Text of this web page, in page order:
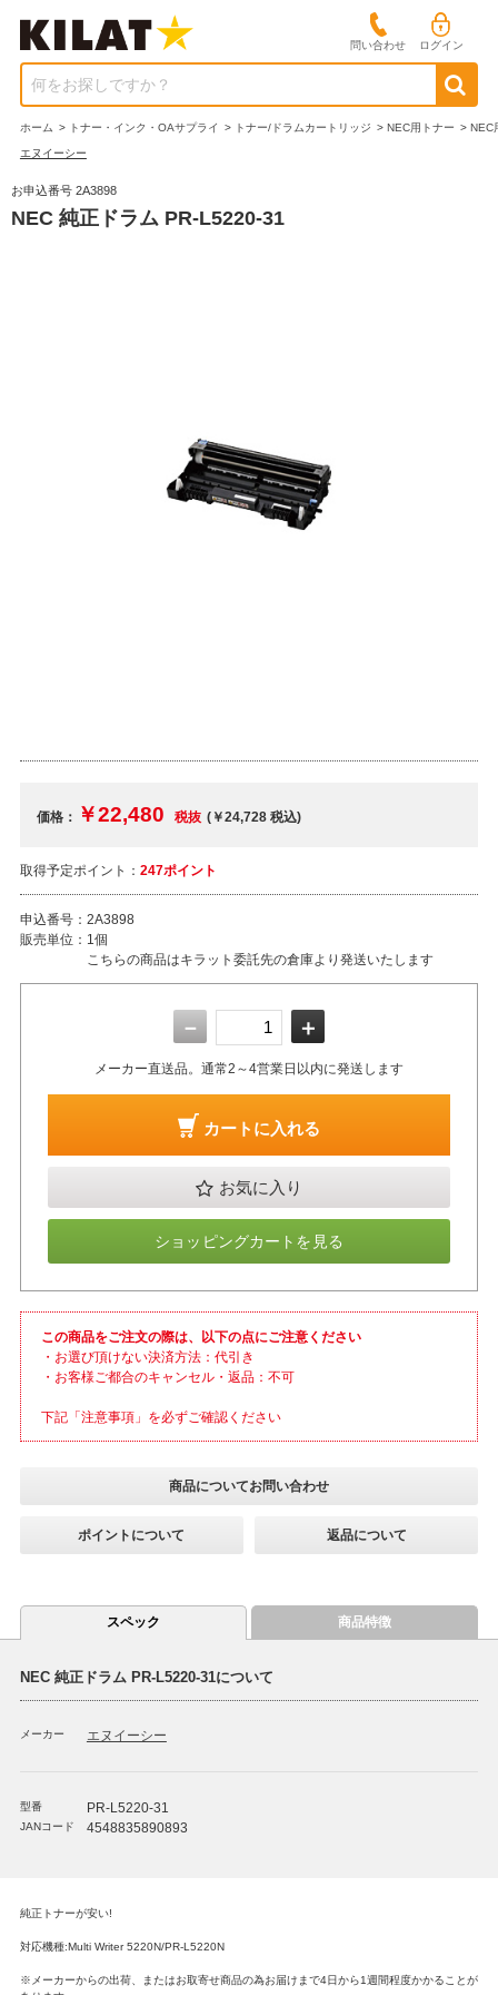
問い合わせ ログイン
何をお探しですか？
ホーム > トナー・インク・OAサプライ > トナー/ドラムカートリッジ > NEC用トナー > NEC
エヌイーシー
お申込番号 2A3898
NEC 純正ドラム PR-L5220-31
価格： ￥22,480 税抜 (￥24,728税込)
取得予定ポイント： 247ポイント
申込番号： 2A3898
販売単位： 1個
こちらの商品はキラット委託先の倉庫より発送いたします
－ ＋
メーカー直送品。通常2～4営業日以内に発送します
カートに入れる
お気に入り
ショッピングカートを見る
この商品をご注文の際は、以下の点にご注意ください
・お選び頂けない決済方法：代引き
・お客様ご都合のキャンセル・返品：不可
下記「注意事項」を必ずご確認ください
商品についてお問い合わせ
ポイントについて 返品について
スペック 商品特徴
NEC 純正ドラム PR-L5220-31について
メーカー エヌイーシー
型番 PR-L5220-31
JANコード 4548835890893
純正トナーが安い!
対応機種:Multi Writer 5220N/PR-L5220N
※メーカーからの出荷、またはお取寄せ商品の為お届けまで4日から1週間程度かかることが